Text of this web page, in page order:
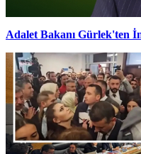
Adalet Bakanı Gürlek'ten